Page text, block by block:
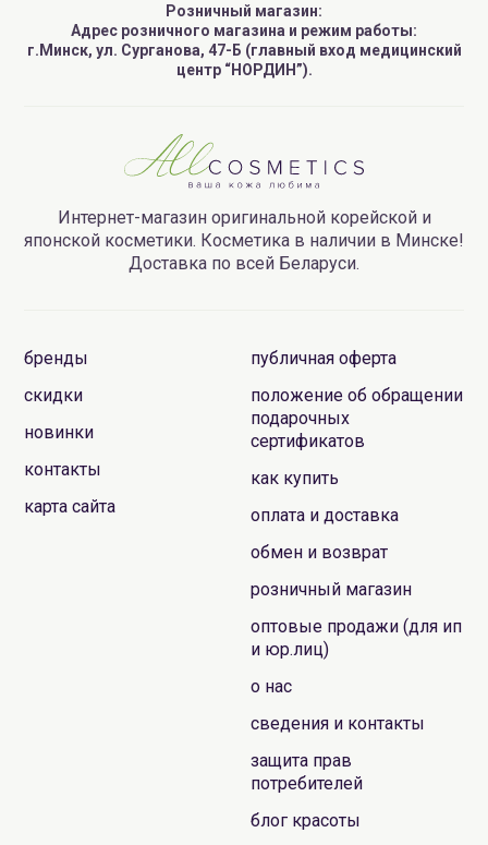
Розничный магазин:
Адрес розничного магазина и режим работы:
г.Минск, ул. Сурганова, 47-Б (главный вход медицинский
центр “НОРДИН”).
Интернет-магазин оригинальной корейской и
японской косметики. Косметика в наличии в Минске!
Доставка по всей Беларуси.
бренды
скидки
новинки
контакты
карта сайта
публичная оферта
положение об обращении
подарочных
сертификатов
как купить
оплата и доставка
обмен и возврат
розничный магазин
оптовые продажи (для ип
и юр.лиц)
о нас
сведения и контакты
защита прав
потребителей
блог красоты